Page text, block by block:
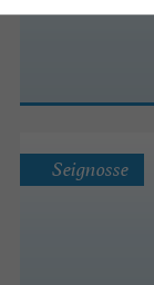
Seignosse